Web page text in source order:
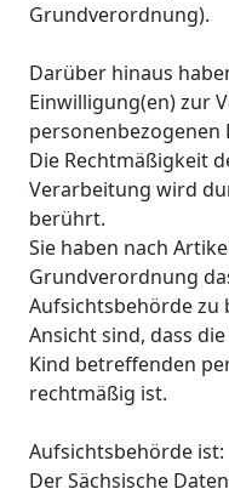
Grundverordnung).
Darüber hinaus
Einwilligung(en) zur
Die Rechtmäßigkeit
Verarbeitung wird
berührt.
Sie haben nach
Grundverordnung
Aufsichtsbehörde zu
Ansicht sind, dass
Kind betreffenden
rechtmäßig ist.
Aufsichtsbehörde ist:
Der Sächsische